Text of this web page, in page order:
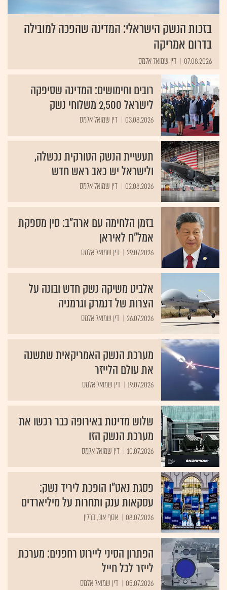
בזכות הנשק הישראלי: המדינה שהפכה למובילה
בדרום אמריקה
07.08.2026 דין שמואל אלמס
רובים וחימושים: המדינה שסיפקה
לישראל 2,500 משלוחי נשק
03.08.2026 דין שמואל אלמס
תעשיית הנשק הטורקית נכשלה,
ולישראל יש כאב ראש חדש
02.08.2026 דין שמואל אלמס
בזמן הלחימה עם ארה"ב: סין מספקת
אמל"ח לאיראן
29.07.2026 דין שמואל אלמס
אלביט משיקה נשק חדש ובונה על
הצרות של דנמרק וגרמניה
26.07.2026 דין שמואל אלמס
מערכת הנשק האמריקאית שתשנה
את עולם הלייזר
19.07.2026 דין שמואל אלמס
שלוש מדינות באירופה כבר רכשו את
מערכת הנשק הזו
10.07.2026 דין שמואל אלמס
פסגת נאט"ו הופכת ליריד נשק:
עסקאות ענק ותחרות על מיליארדים
08.07.2026 אסף אוני, ברלין
הפתרון הסיני ליירוט רחפנים: מערכת
לייזר לכל חייל
05.07.2026 דין שמואל אלמס